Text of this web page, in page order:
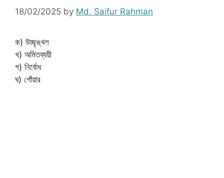
18/02/2025 by Md. Saifur Rahman
ক) উচ্ছৃঙ্খল
খ) অমিতব্যয়ী
গ) নির্বোধ
ঘ) গোঁয়ার